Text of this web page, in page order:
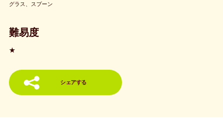
グラス、スプーン
難易度
★
シェアする